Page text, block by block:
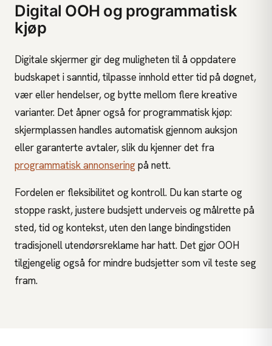
Digital OOH og programmatisk
kjøp
Digitale skjermer gir deg muligheten til å oppdatere
budskapet i sanntid, tilpasse innhold etter tid på døgnet,
vær eller hendelser, og bytte mellom flere kreative
varianter. Det åpner også for programmatisk kjøp:
skjermplassen handles automatisk gjennom auksjon
eller garanterte avtaler, slik du kjenner det fra
programmatisk annonseringpå nett.
Fordelen er fleksibilitet og kontroll. Du kan starte og
stoppe raskt, justere budsjett underveis og målrette på
sted, tid og kontekst, uten den lange bindingstiden
tradisjonell utendørsreklame har hatt. Det gjør OOH
tilgjengelig også for mindre budsjetter som vil teste seg
fram.